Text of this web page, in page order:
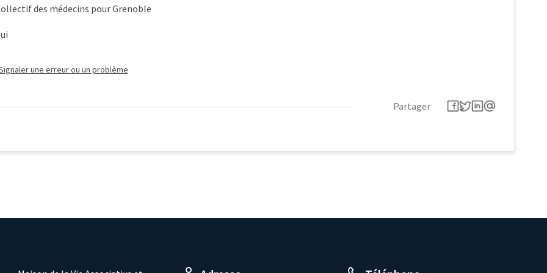
des médecins pour Grenoble
une erreur ou un problème
Partager